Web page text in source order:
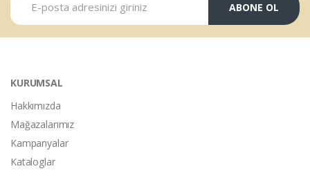
ABONE OL
KURUMSAL
Hakkımızda
Mağazalarımız
Kampanyalar
Kataloglar